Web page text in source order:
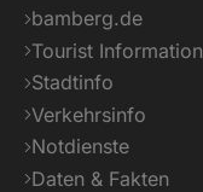
bamberg.de
Tourist Information
Stadtinfo
Verkehrsinfo
Notdienste
Daten & Fakten